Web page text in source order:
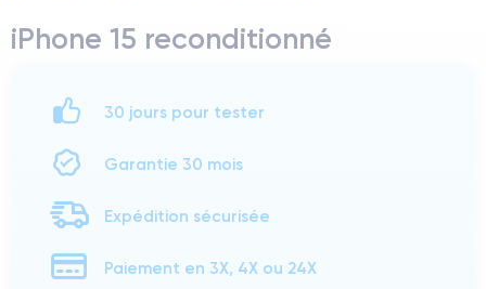
iPhone 15 reconditionné
30 jours pour tester
Garantie 30 mois
Expédition sécurisée
Paiement en 3X, 4X ou 24X